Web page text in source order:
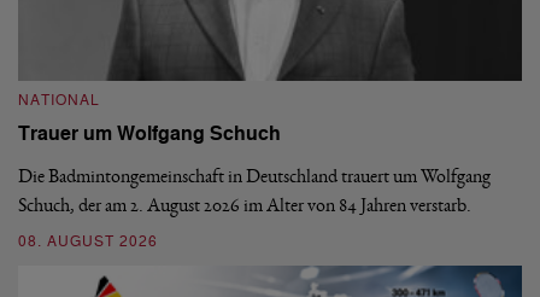
NATIONAL
Trauer um Wolfgang Schuch
Die Badmintongemeinschaft in Deutschland trauert um Wolfgang
Schuch, der am 2. August 2026 im Alter von 84 Jahren verstarb.
08. AUGUST 2026